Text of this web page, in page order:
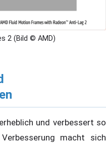
2 (Bild © AMD)
und verbessert so
macht sich